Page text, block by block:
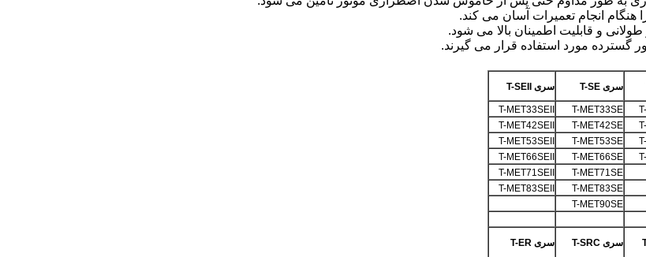
انجام تعمیرات آسان می کند.
سری T-SE سری T-SEII
T-MET33SE
T-MET33SEII
T-MET42SE
T-MET42SEII
T-MET53SE
T-MET53SEII
T-MET66SE
T-MET66SEII
T-MET71SE
T-MET71SEII
T-MET83SE
T-MET83SEII
T-MET90SE
سری T-SRC سری T-ER